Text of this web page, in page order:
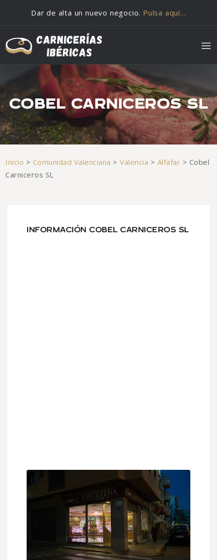
Dar de alta un nuevo negocio. Pulsa aquí…
COBEL CARNICEROS SL
Inicio > Comunidad Valenciana >Valencia > Alfafar > Cobel
Carniceros SL
INFORMACIÓN COBEL CARNICEROS SL